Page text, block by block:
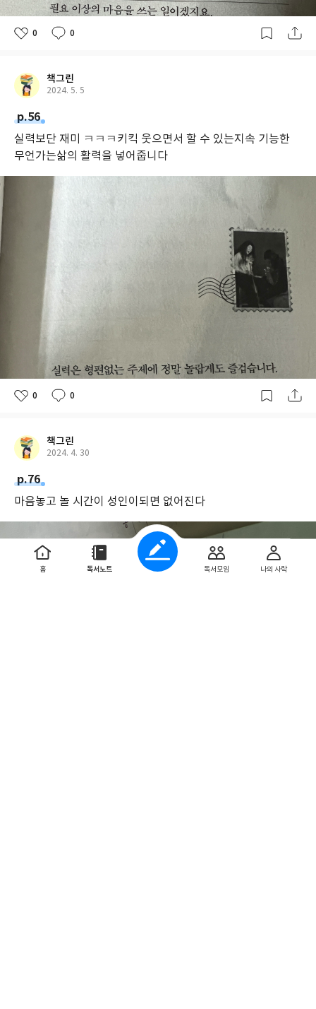
0 0
책그린
2024. 5. 5
p.56
실력보단 재미 ㅋㅋㅋ키킥 웃으면서 할 수 있는지속 기능한
무언가는삶의 활력을 넣어줍니다
0 0
책그린
2024. 4. 30
p.76
마음놓고 놀 시간이 성인이되면 없어진다
홈 독서노트 독서모임 나의 사락